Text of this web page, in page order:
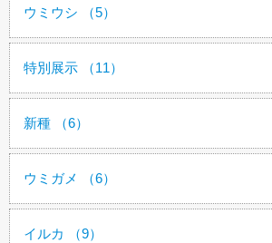
ウミウシ （5）
特別展示 （11）
新種 （6）
ウミガメ （6）
イルカ （9）